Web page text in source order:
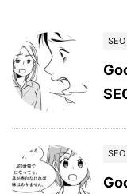
SEO
SEO